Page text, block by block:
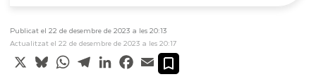
Publicat el 22 de desembre de 2023 a les 20:13
Actualitzat el 22 de desembre de 2023 a les 20:17
X BlueskyWhatsApp
TelegramLinkedInFacebook
Email